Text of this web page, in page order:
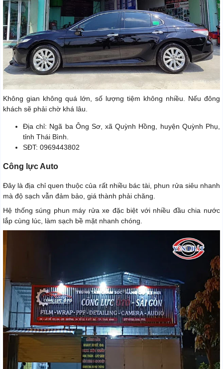
Không gian không quá lớn, số lượng tiệm không nhiều. Nếu đông
khách sẽ phải chờ khá lâu.
Địa chỉ: Ngã ba Ông Sơ, xã Quỳnh Hồng, huyện Quỳnh Phụ,
tỉnh Thái Bình.
SĐT: 0969443802
Công lực Auto
Đây là địa chỉ quen thuộc của rất nhiều bác tài, phun rửa siêu nhanh
mà độ sạch vẫn đảm bảo, giá thành phải chăng.
Hệ thống súng phun máy rửa xe đặc biệt với nhiều đầu chia nước
lắp cùng lúc, làm sạch bề mặt nhanh chóng.